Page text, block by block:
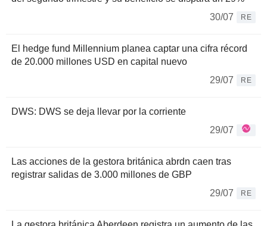
30/07
RE
El hedge fund Millennium planea captar una cifra récord
de 20.000 millones USD en capital nuevo
29/07
RE
DWS: DWS se deja llevar por la corriente
29/07
Las acciones de la gestora británica abrdn caen tras
registrar salidas de 3.000 millones de GBP
29/07
RE